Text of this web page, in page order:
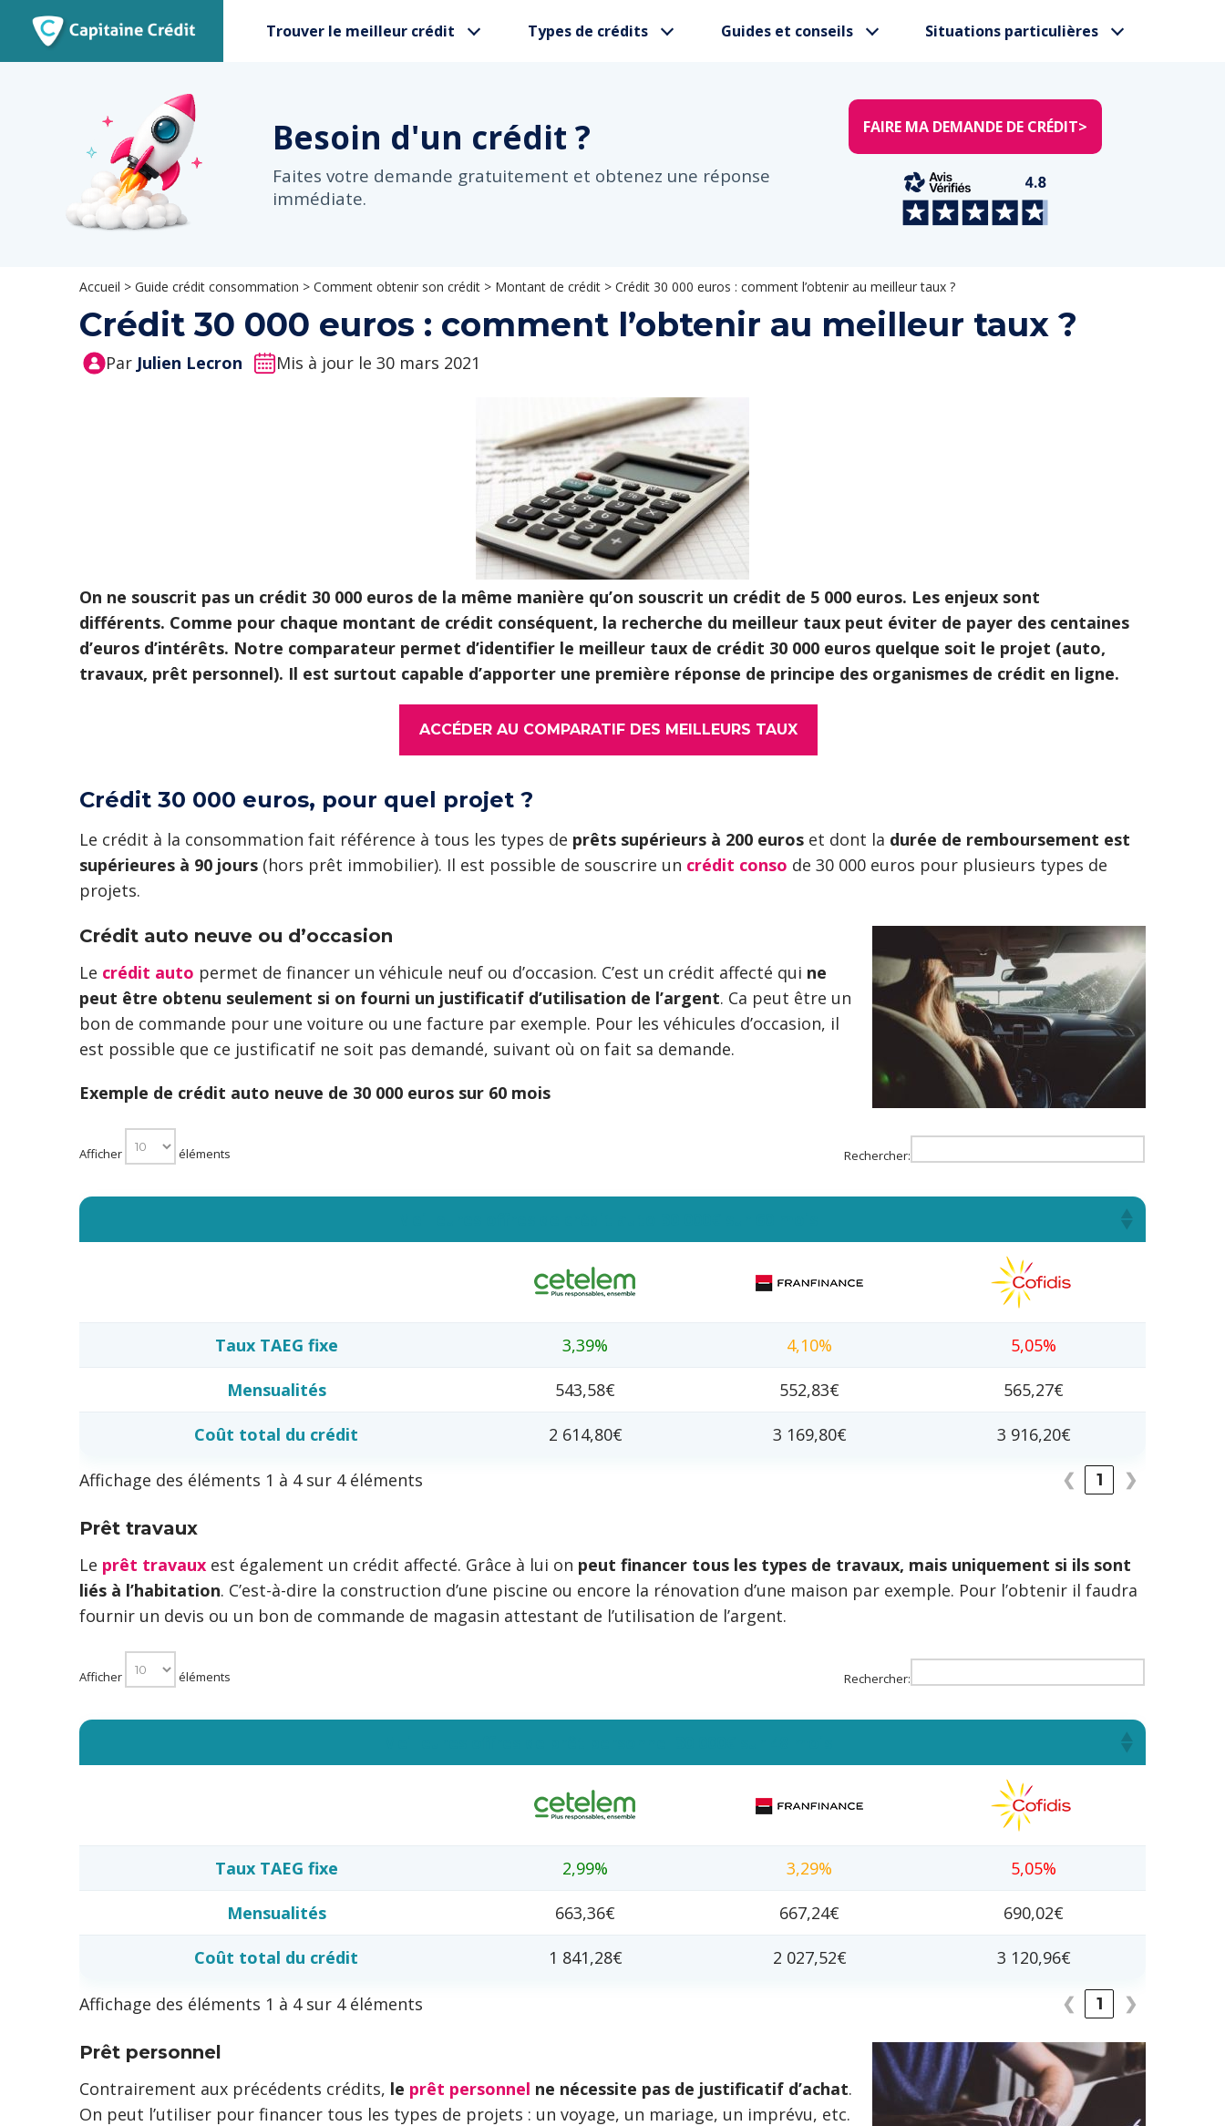
Trouver le meilleur crédit Types de crédits Guides et conseils Situations particulières
Besoin d'un crédit ?
Faites votre demande gratuitement et obtenez une réponse
immédiate.
FAIRE MA DEMANDE DE CRÉDIT>
Accueil > Guide crédit consommation > Comment obtenir son crédit > Montant de crédit > Crédit 30 000 euros : comment l’obtenir au meilleur taux ?
Crédit 30 000 euros : comment l’obtenir au meilleur taux ?
Par Julien Lecron Mis à jour le 30 mars 2021
On ne souscrit pas un crédit 30 000 euros de la même manière qu’on souscrit un crédit de 5 000 euros. Les enjeux sont
différents. Comme pour chaque montant de crédit conséquent, la recherche du meilleur taux peut éviter de payer des centaines
d’euros d’intérêts. Notre comparateur permet d’identifier le meilleur taux de crédit 30 000 euros quelque soit le projet (auto,
travaux, prêt personnel). Il est surtout capable d’apporter une première réponse de principe des organismes de crédit en ligne.
ACCÉDER AU COMPARATIF DES MEILLEURS TAUX
Crédit 30 000 euros, pour quel projet ?
Le crédit à la consommation fait référence à tous les types de prêts supérieurs à 200 euros et dont la durée de remboursement est
supérieures à 90 jours (hors prêt immobilier). Il est possible de souscrire un crédit conso de 30 000 euros pour plusieurs types de
projets.
Crédit auto neuve ou d’occasion
Le crédit auto permet de financer un véhicule neuf ou d’occasion. C’est un crédit affecté qui ne
peut être obtenu seulement si on fourni un justificatif d’utilisation de l’argent. Ca peut être un
bon de commande pour une voiture ou une facture par exemple. Pour les véhicules d’occasion, il
est possible que ce justificatif ne soit pas demandé, suivant où on fait sa demande.
Exemple de crédit auto neuve de 30 000 euros sur 60 mois
Afficher éléments Rechercher:
Taux TAEG fixe 3,39% 4,10% 5,05%
Mensualités 543,58€ 552,83€ 565,27€
Coût total du crédit 2 614,80€ 3 169,80€ 3 916,20€
Affichage des éléments 1 à 4 sur 4 éléments ❮ 1 ❯
Prêt travaux
Le prêt travaux est également un crédit affecté. Grâce à lui on peut financer tous les types de travaux, mais uniquement si ils sont
liés à l’habitation. C’est-à-dire la construction d’une piscine ou encore la rénovation d’une maison par exemple. Pour l’obtenir il faudra
fournir un devis ou un bon de commande de magasin attestant de l’utilisation de l’argent.
Afficher éléments Rechercher:
Taux TAEG fixe 2,99% 3,29% 5,05%
Mensualités 663,36€ 667,24€ 690,02€
Coût total du crédit 1 841,28€ 2 027,52€ 3 120,96€
Affichage des éléments 1 à 4 sur 4 éléments ❮ 1 ❯
Prêt personnel
Contrairement aux précédents crédits, le prêt personnel ne nécessite pas de justificatif d’achat.
On peut l’utiliser pour financer tous les types de projets : un voyage, un mariage, un imprévu, etc.